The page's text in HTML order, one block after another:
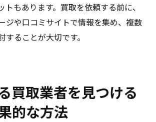
トもあります。買取を依頼する前に、
ジや口コミサイトで情報を集め、複数
することが大切です。
買取業者を見つける
的な方法